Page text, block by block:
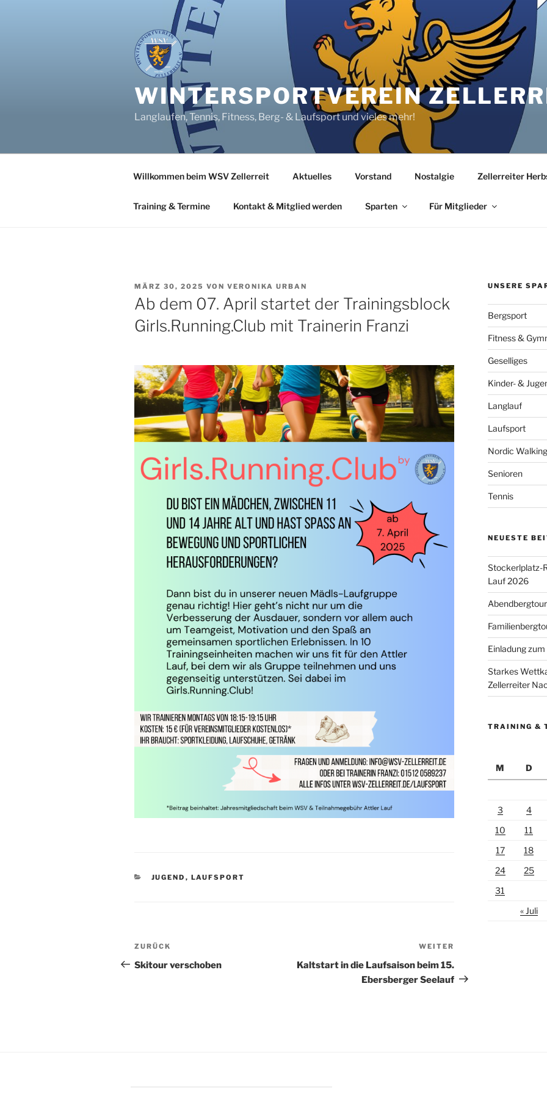
WINTERSPORTVEREIN
Langlaufen, Tennis, Fitness, Berg- & Laufsport und vieles mehr!
Willkommen beim WSV Zellerreit Aktuelles Vorstand Nostalgie Zellerreiter
Training & Termine Kontakt & Mitglied werden Sparten Für Mitglieder
VERÖFFENTLICHT
AM
MÄRZ 30, 2025 VON VERONIKA URBAN
Ab dem 07. April startet der Trainingsblock
Girls.Running.Club mit Trainerin Franzi
KATEGORIEN
JUGEND , LAUFSPORT
Beitragsnavigation
Vorheriger
Beitrag
ZURÜCK
Skitour verschoben
WEITER
Kaltstart in die Laufsaison beim 15.
Ebersberger Seelauf
UNSERE
Bergsport
Fitness &
Geselliges
Kinder- &
Langlauf
Laufsport
Nordic Walking
Senioren
Tennis
NEUESTE
Stockerlplatz-
Lauf 2026
Einladung
Starkes
Zellerreiter
TRAINING &
M
D
3
4
10
11
17
18
24
25
31
« Juli